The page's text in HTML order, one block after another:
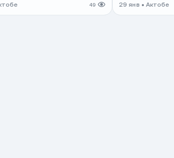
49 29 янв • Актобе